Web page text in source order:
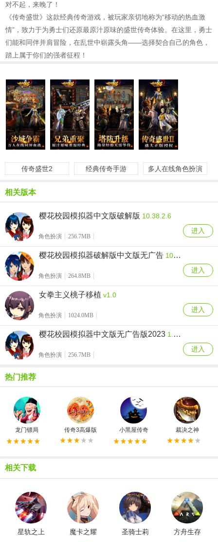
对不起，来晚了！
《传奇盛世》这款经典传奇游戏，被玩家亲切地称为“移动的热血激
情”，致力于为勇士们还原最原汁原味的盛世传奇体验。在这里，勇士
们能和同伴并肩冒险，在乱世中崭露头角——选择契合自己的角色，
踏上属于你们的强者征程！
传奇盛世2 经典传奇手游 多人在线角色扮演
相关版本
樱花校园模拟器中文版破解版 10.38.2.6
角色扮演 256.7MB
进入
樱花校园模拟器破解版中文版无广告 10.38.2.6
角色扮演 264.8MB
进入
女拳主义桃子移植 v1.0
角色扮演 1024.0MB
进入
樱花校园模拟器中文版无广告版2023 1.039.55
角色扮演 256.7MB
进入
热门推荐
龙门镖局 传奇3高爆版 小黑屋传奇 裁决之神
相关下载
星轨之上
魔卡之耀
圣骑士莉
方舟生存